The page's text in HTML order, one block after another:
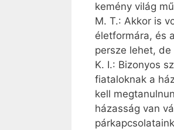
kemény világ
M. T.: Akkor is
életformára, és
persze lehet,
K. I.: Bizonyos
fiataloknak a
kell
házasság van